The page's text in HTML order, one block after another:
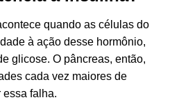
quando as células do
à ação desse hormônio,
glicose. O pâncreas, então,
cada vez maiores de
falha.